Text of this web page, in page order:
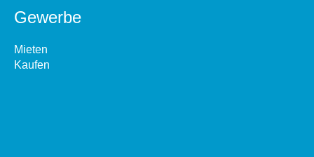
Gewerbe
Mieten
Kaufen